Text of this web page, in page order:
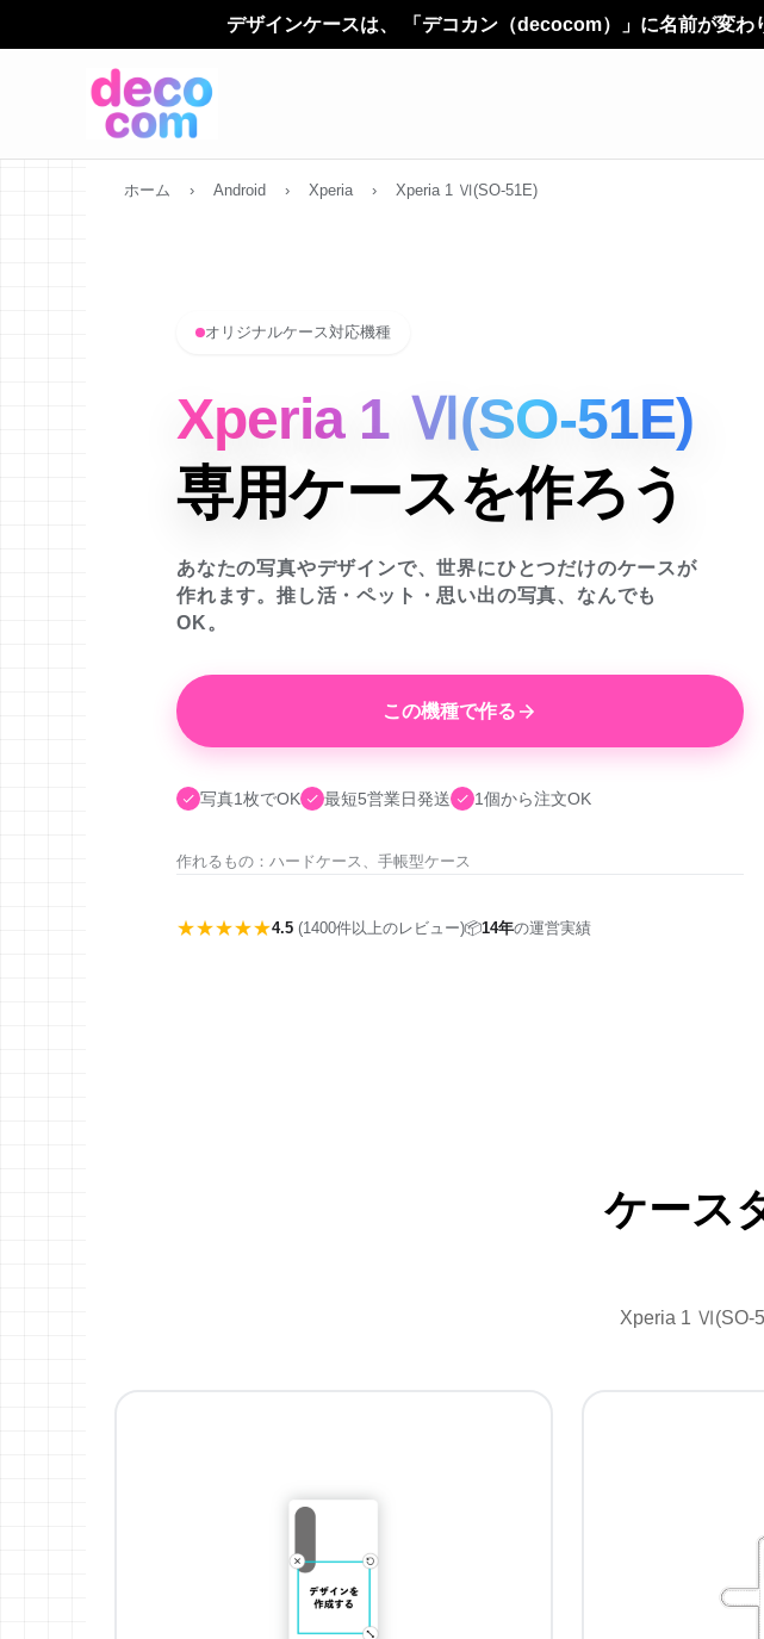
ザインケースは、 「デコカン（decocom）」に名前が変わりました。サービス内容や
ホーム › Android › Xperia › Xperia 1 Ⅵ(SO-51E)
オリジナルケース対応機種
Xperia 1 Ⅵ(SO-51E)
専用ケースを作ろう
あなたの写真やデザインで、世界にひとつだけのケースが
作れます。推し活・ペット・思い出の写真、なんでも
OK。
この機種で作る
写真1枚でOK 最短5営業日発送 1個から注文OK
作れるもの：ハードケース、手帳型ケース
★★★★★4.5 (1400件以上のレビュー)📦14年の運営実績
ケース
Xperia 1 Ⅵ(SO-